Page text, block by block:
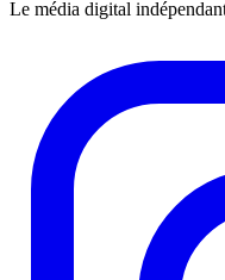
Le média digital